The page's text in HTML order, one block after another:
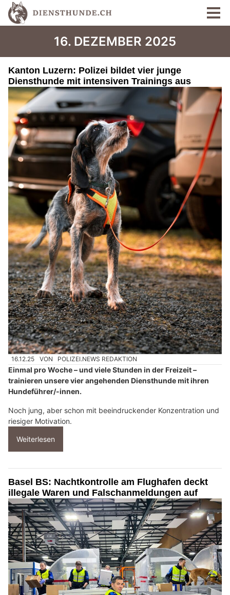
16. DEZEMBER 2025
Kanton Luzern: Polizei bildet vier junge
Diensthunde mit intensiven Trainings aus
16.12.25 VON POLIZEI.NEWS REDAKTION
Einmal pro Woche – und viele Stunden in der Freizeit –
trainieren unsere vier angehenden Diensthunde mit ihren
Hundeführer/-innen.
Noch jung, aber schon mit beeindruckender Konzentration und
riesiger Motivation.
Weiterlesen
Basel BS: Nachtkontrolle am Flughafen deckt
illegale Waren und Falschanmeldungen auf